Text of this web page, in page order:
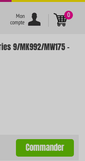
Mon
compte
0
9/MK992/MW175 -
Commander